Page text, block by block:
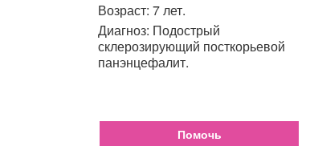
Возраст: 7 лет.
Диагноз: Подострый
склерозирующий посткорьевой
панэнцефалит.
Помочь